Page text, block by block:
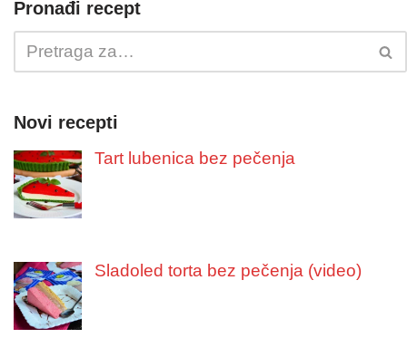
Pronađi recept
Novi recepti
Tart lubenica bez pečenja
Sladoled torta bez pečenja (video)